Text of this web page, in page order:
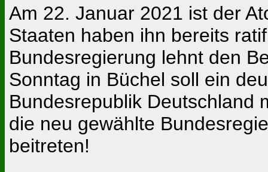
Am 22. Januar 2021 ist der
Staaten haben ihn bereits
Bundesregierung lehnt den
Sonntag in Büchel soll ein
Bundesrepublik Deutschland
die neu gewählte
beitreten!